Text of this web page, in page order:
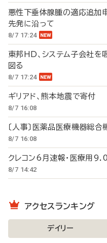
悪性下垂体腺腫の適応追加
先発に沿って
8/7 17:24
東邦HD、システム子会社
図る
8/7 17:24
ギリアド、熊本地震で寄付
8/7 16:08
〔人事〕医薬品医療機器総
8/7 16:08
クレコン6月速報・医療
8/7 14:42
アクセスランキング
デイリー